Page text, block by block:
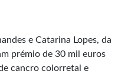
e Catarina Lopes, da
prémio de 30 mil euros
cancro colorretal e